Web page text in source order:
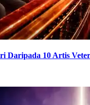
Daripada 10 Artis